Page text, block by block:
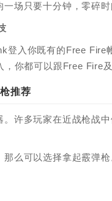
场只要十分钟，零碎
登入你既有的Free Fire
，你都可以跟Free Fire
推荐
。许多玩家在近战枪战
那么可以选择拿起霰弹